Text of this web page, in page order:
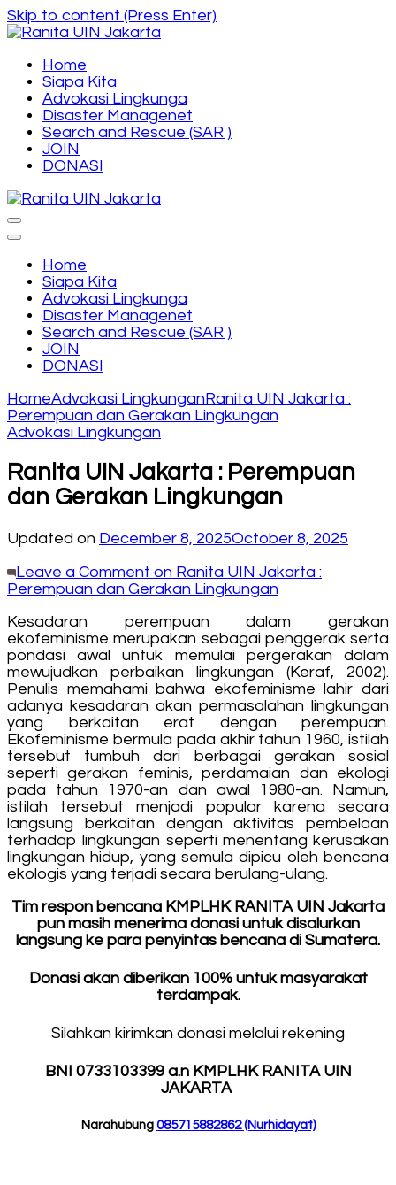
Skip to content (Press Enter)
Ranita UIN Jakarta
Orgnisasi SAR, Disaster Management, dan
Lingkungan Hidup Universiatas Islam Negri Syarif
Hidayatullah Jakarta
Home
Siapa Kita
Advokasi Lingkunga
Disaster Managenet
Search and Rescue (SAR )
JOIN
DONASI
Ranita UIN Jakarta
Orgnisasi SAR, Disaster Management, dan
Hidayatullah Jakarta
Home
Siapa Kita
Advokasi Lingkunga
Disaster Managenet
Search and Rescue (SAR )
JOIN
DONASI
HomeAdvokasi LingkunganRanita UIN Jakarta :
Perempuan dan Gerakan Lingkungan
Advokasi Lingkungan
Ranita UIN Jakarta : Perempuan
dan Gerakan Lingkungan
Updated on December 8, 2025October 8, 2025
Leave a Comment on Ranita UIN Jakarta :
Perempuan dan Gerakan Lingkungan
Kesadaran perempuan dalam gerakan
ekofeminisme merupakan sebagai penggerak serta
pondasi awal untuk memulai pergerakan dalam
mewujudkan perbaikan lingkungan (Keraf, 2002).
Penulis memahami bahwa ekofeminisme lahir dari
adanya kesadaran akan permasalahan lingkungan
yang berkaitan erat dengan perempuan.
Ekofeminisme bermula pada akhir tahun 1960, istilah
tersebut tumbuh dari berbagai gerakan sosial
seperti gerakan feminis, perdamaian dan ekologi
pada tahun 1970-an dan awal 1980-an. Namun,
istilah tersebut menjadi popular karena secara
langsung berkaitan dengan aktivitas pembelaan
terhadap lingkungan seperti menentang kerusakan
lingkungan hidup, yang semula dipicu oleh bencana
ekologis yang terjadi secara berulang-ulang.
Tim respon bencana KMPLHK RANITA UIN Jakarta
pun masih menerima donasi untuk disalurkan
langsung ke para penyintas bencana di Sumatera.
Donasi akan diberikan 100% untuk masyarakat
terdampak.
Silahkan kirimkan donasi melalui rekening
BNI 0733103399 a.n KMPLHK RANITA UIN
JAKARTA
Narahubung 085715882862 (Nurhidayat)